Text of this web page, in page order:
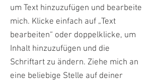
um Text hinzuzufügen und bearbeite
mich. Klicke einfach auf „Text
bearbeiten“ oder doppelklicke, um
Inhalt hinzuzufügen und die
Schriftart zu ändern. Ziehe mich an
eine beliebige Stelle auf deiner